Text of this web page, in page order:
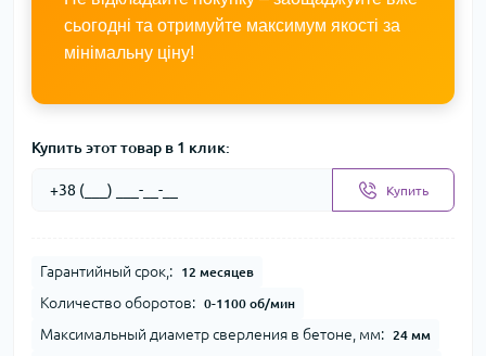
сьогодні та отримуйте максимум якості за
мінімальну ціну!
Купить этот товар в 1 клик:
Купить
Гарантийный срок,: 12 месяцев
Количество оборотов: 0-1100 об/мин
Максимальный диаметр сверления в бетоне, мм: 24 мм